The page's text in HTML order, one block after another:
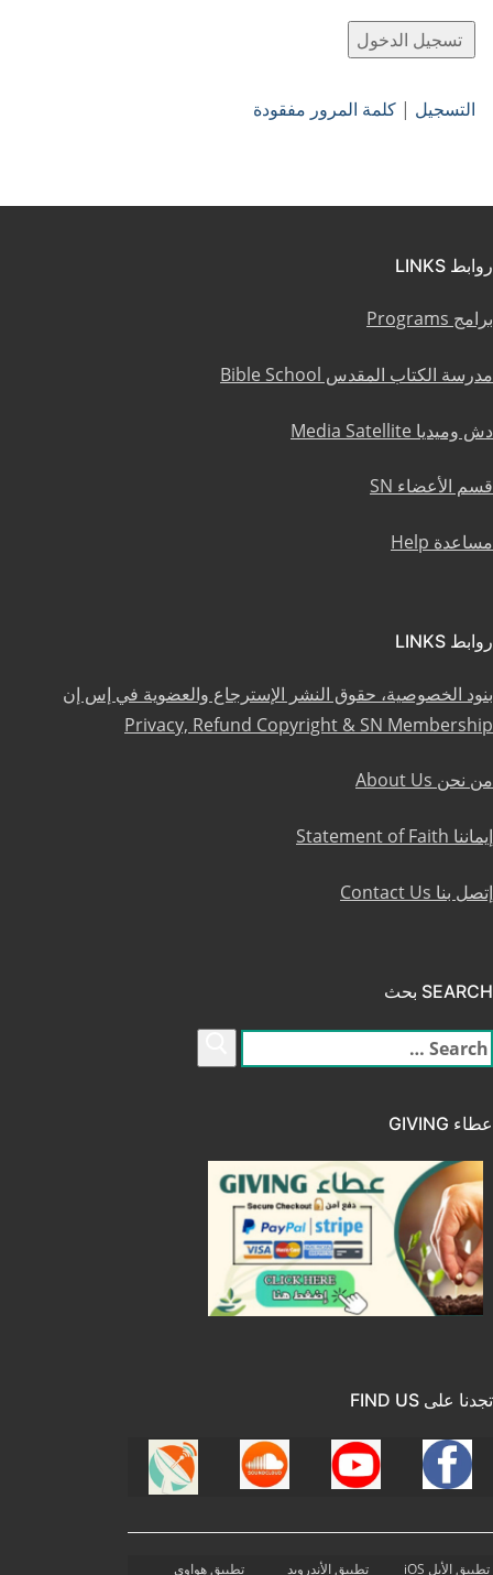
التسجيل | كلمة المرور مفقودة
روابط LINKS
برامج Programs
مدرسة الكتاب المقدس Bible School
دش وميديا Media Satellite
قسم الأعضاء SN
مساعدة Help
روابط LINKS
بنود الخصوصية، حقوق النشر الإسترجاع والعضوية في إس إن
Privacy, Refund Copyright & SN Membership
من نحن About Us
إيماننا Statement of Faith
إتصل بنا Contact Us
SEARCH بحث
البحث
عن:
عطاء GIVING
تجدنا على FIND US
تطبيق الأبل iOS تطبيق الأندرويد تطبيق هواوي